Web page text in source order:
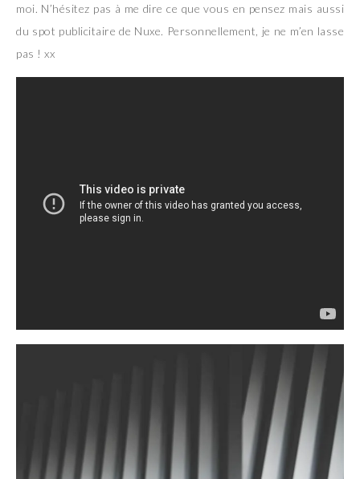
moi. N’hésitez pas à me dire ce que vous en pensez mais aussi
du spot publicitaire de Nuxe. Personnellement, je ne m’en lasse
pas ! xx